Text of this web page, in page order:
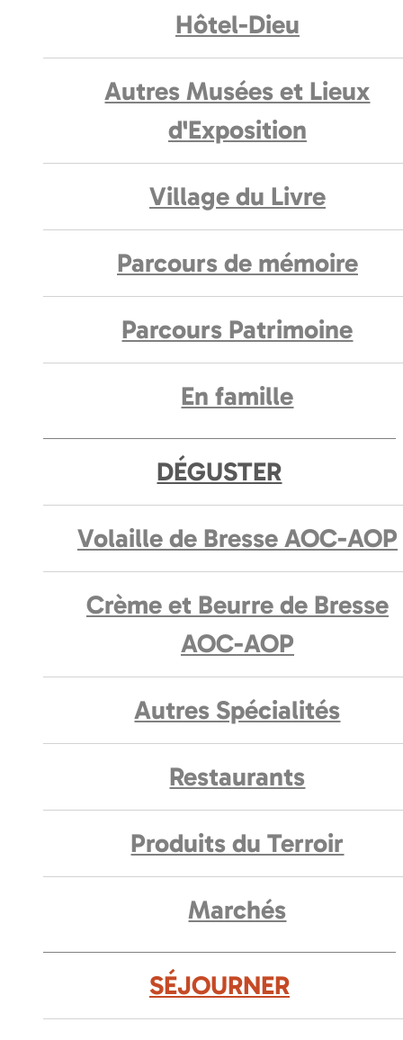
Hôtel-Dieu
Autres Musées et Lieux
d'Exposition
Village du Livre
Parcours de mémoire
Parcours Patrimoine
En famille
DÉGUSTER
Volaille de Bresse AOC-AOP
Crème et Beurre de Bresse
AOC-AOP
Autres Spécialités
Restaurants
Produits du Terroir
Marchés
SÉJOURNER